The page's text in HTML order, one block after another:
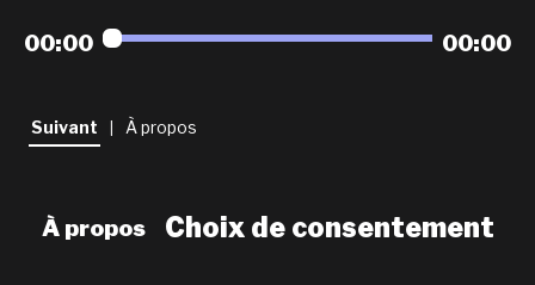
playlists
newsletter
00:00 00:00
Suivant À propos
À propos Choix de consentement